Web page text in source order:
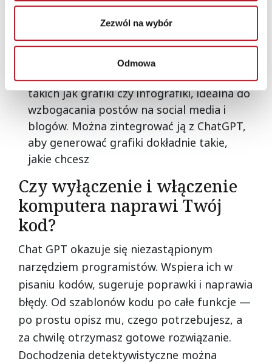
Zezwól na wybór
Odmowa
tworzenia dobrze napisanych,
angażujących treści na podstawie
wprowadzonych danych;
– Aplikacja i też wtyczka, która
pomaga w tworzeniu wizualnych treści,
takich jak grafiki czy infografiki, idealna do
wzbogacania postów na social media i
blogów. Można zintegrować ją z ChatGPT,
aby generować grafiki dokładnie takie,
jakie chcesz
Czy wyłączenie i włączenie
komputera naprawi Twój
kod?
Chat GPT okazuje się niezastąpionym
narzędziem programistów. Wspiera ich w
pisaniu kodów, sugeruje poprawki i naprawia
błędy. Od szablonów kodu po całe funkcje —
po prostu opisz mu, czego potrzebujesz, a
za chwilę otrzymasz gotowe rozwiązanie.
Dochodzenia detektywistyczne można